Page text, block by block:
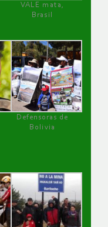
VALE mata,
Brasil
Defensoras de
Bolivia